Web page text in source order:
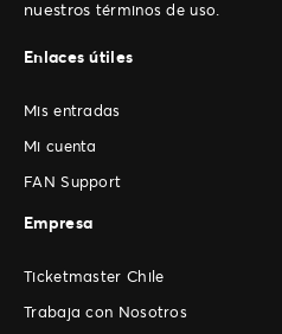
nuestros términos de uso
Enlaces útiles
Mis entradas
Mi cuenta
FAN Support
Empresa
Ticketmaster Chile
Trabaja con Nosotros